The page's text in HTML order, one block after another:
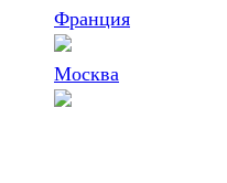
Франция
Москва